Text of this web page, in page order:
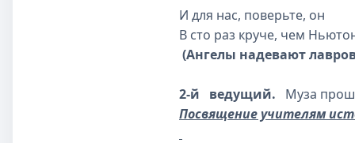
И для нас, поверьте, он
В сто раз круче, чем
(Ан­гелы надевают
2-й ведущий. Муза
Посвящение учителям